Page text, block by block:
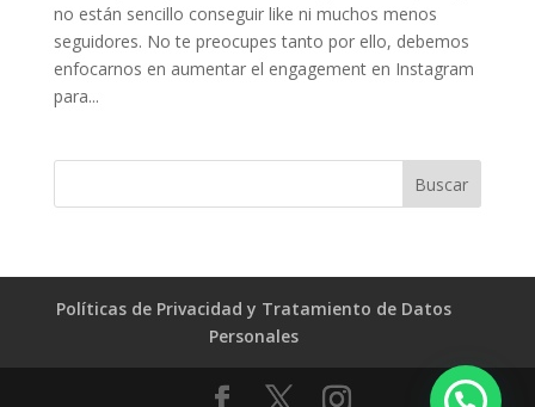
no están sencillo conseguir like ni muchos menos
seguidores. No te preocupes tanto por ello, debemos
enfocarnos en aumentar el engagement en Instagram
para...
Políticas de Privacidad y Tratamiento de Datos
Personales